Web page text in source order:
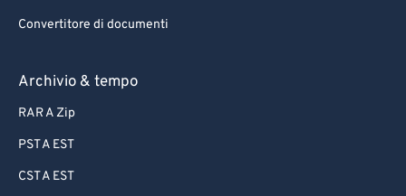
Convertitore di documenti
Archivio & tempo
RAR A Zip
PST A EST
CST A EST